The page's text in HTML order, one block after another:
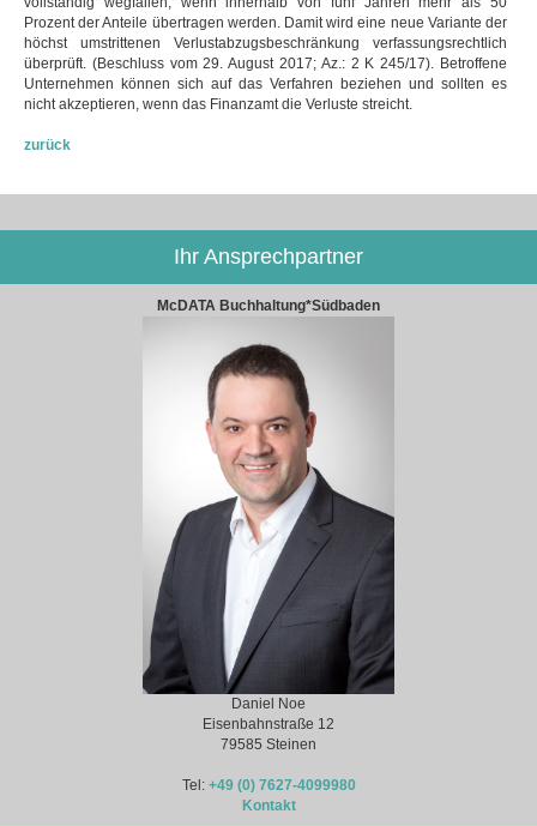
Prozent der Anteile übertragen werden. Damit wird eine neue Variante der
höchst umstrittenen Verlustabzugsbeschränkung verfassungsrechtlich
überprüft. (Beschluss vom 29. August 2017; Az.: 2 K 245/17). Betroffene
Unternehmen können sich auf das Verfahren beziehen und sollten es
nicht akzeptieren, wenn das Finanzamt die Verluste streicht.
zurück
Ihr Ansprechpartner
McDATA Buchhaltung*Südbaden
Daniel Noe
Eisenbahnstraße 12
79585 Steinen
Tel: +49 (0) 7627-4099980
Kontakt